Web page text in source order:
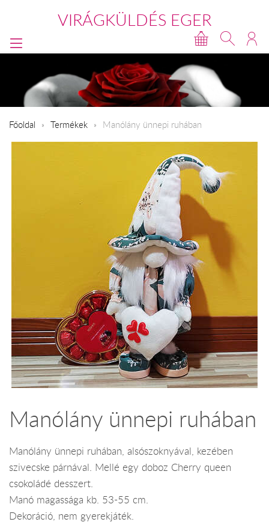
VIRÁGKÜLDÉS EGER
Főoldal Termékek Manólány ünnepi ruhában
Manólány ünnepi ruhában
Manólány ünnepi ruhában, alsószoknyával, kezében
szivecske párnával. Mellé egy doboz Cherry queen
csokoládé desszert.
Manó magassága kb. 53-55 cm.
Dekoráció, nem gyerekjáték.